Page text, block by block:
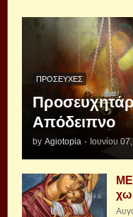
ΠΡΟΣΕΥΧΈΣ
Απόδειπνο
by Agiotopia - Ιουνίου